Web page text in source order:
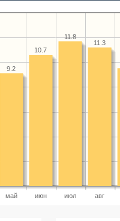
май июн июл авг
11.3
11.8
10.7
9.2